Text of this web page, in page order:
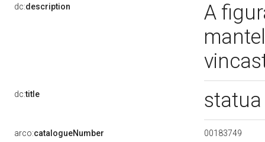
dc:description
A
dc:title
arco:catalogueNumber 00183749